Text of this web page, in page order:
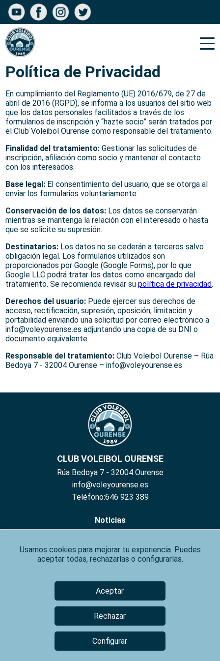
Política de Privacidad
En cumplimiento del Reglamento (UE) 2016/679, de 27 de
abril de 2016 (RGPD), se informa a los usuarios del sitio web
que los datos personales facilitados a través de los
formularios de inscripción y “hazte socio” serán tratados por
el Club Voleibol Ourense como responsable del tratamiento.
Finalidad del tratamiento: Gestionar las solicitudes de
inscripción, afiliación como socio y mantener el contacto
con los interesados.
Base legal: El consentimiento del usuario, que se otorga al
enviar los formularios voluntariamente.
Conservación de los datos: Los datos se conservarán
mientras se mantenga la relación con el interesado o hasta
que se solicite su supresión.
Destinatarios: Los datos no se cederán a terceros salvo
obligación legal. Los formularios utilizados son
proporcionados por Google (Google Forms), por lo que
Google LLC podrá tratar los datos como encargado del
tratamiento. Se recomienda revisar supolítica de privacidad.
Derechos del usuario: Puede ejercer sus derechos de
acceso, rectificación, supresión, oposición, limitación y
portabilidad enviando una solicitud por correo electrónico a
info@voleyourense.es adjuntando una copia de su DNI o
documento equivalente.
Responsable del tratamiento: Club Voleibol Ourense – Rúa
Bedoya 7 - 32004 Ourense – info@voleyourense.es
CLUB VOLEIBOL OURENSE
Rúa Bedoya 7 - 32004 Ourense
info@voleyourense.es
Teléfono:646 923 389
Noticias
Inscribete
Contacto
Aviso Legal
Política de Privacidad
Política de Cookies
Usamos cookies para mejorar tu experiencia. Puedes
aceptar todas, rechazarlas o configurarlas.
Aceptar
Rechazar
Configurar